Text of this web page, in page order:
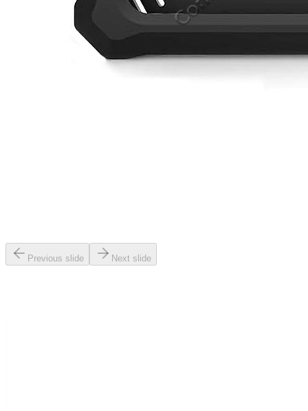
Previous slide Next slide